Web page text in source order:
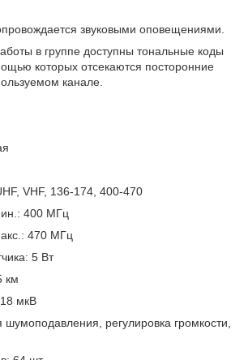
звуковыми оповещениями.
в группе доступны тональные коды
которых отсекаются посторонние
канале.
VHF, 136-174, 400-470
400 МГц
470 МГц
5 Вт
км
18 мкВ
шумоподавления, регулировка громкости,